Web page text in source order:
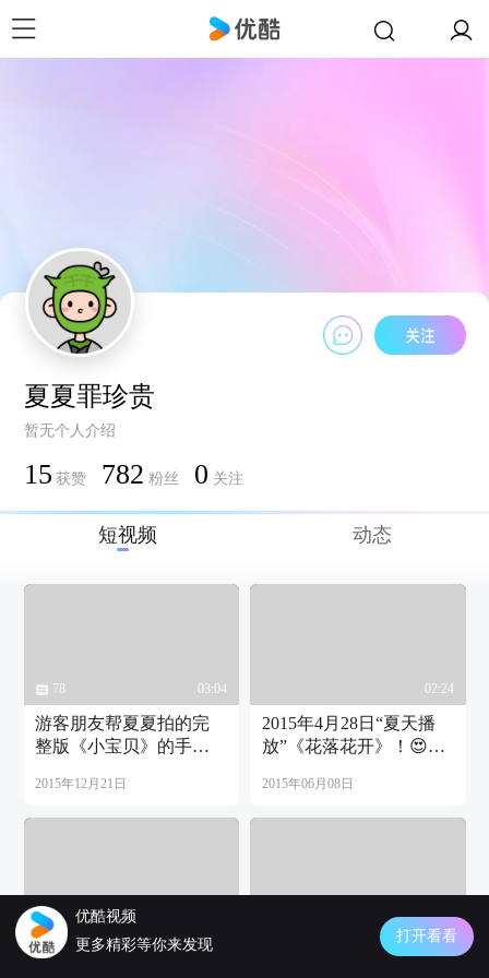
夏夏罪珍贵
暂无个人介绍
15 获赞 782 粉丝 0 关注
短视频 动态
78 03:04
游客朋友帮夏夏拍的完
整版《小宝贝》的手鼓
着原唱的音乐哼着唱而
已哦！
2015年12月21日
02:24
2015年4月28日“夏天播
放”《花落花开》！😍😍
2015年06月08日
2
丽江班布酒吧原创乐
02:57
夏夏在丽江跟淘碟朋友
优酷视频
更多精彩等你来发现
打开看看